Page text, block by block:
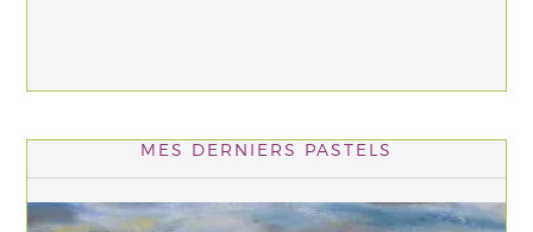
MES DERNIERS PASTELS